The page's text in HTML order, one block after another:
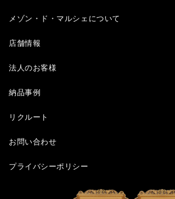
メゾン・ド・マルシェについて
店舗情報
法人のお客様
納品事例
リクルート
お問い合わせ
プライバシーポリシー